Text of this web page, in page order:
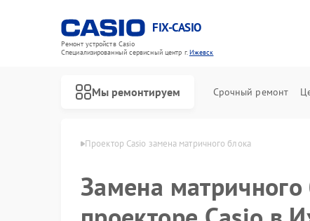
FIX-CASIO
Ремонт устройств Casio
Специализированный cервисный центр г.Ижевск
Мы ремонтируем Срочный ремонт
Casio в Ижевске Проектор Casio замена матричного блока
Замена матричного